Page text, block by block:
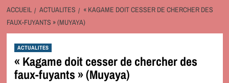
ACCUEIL ACTUALITES
« KAGAME DOIT CESSER DE CHERCHER DES
FAUX-FUYANTS » (MUYAYA)
ACTUALITES
« Kagame doit cesser de chercher des
faux-fuyants » (Muyaya)